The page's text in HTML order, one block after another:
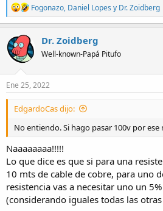
R
e
a
t
i
n
s
Fogonazo, Daniel Lopes y Dr. Zoidberg
Dr. Zoidberg
Well-known-Papá Pitufo
Ene 25, 2022
EdgardoCas dijo:
No entiendo. Si hago pasar 100v por
Naaaaaaaa!!!!!
Lo que dice es que si para una
10 mts de cable de cobre, para uno
resistencia vas a necesitar uno un
(considerando iguales todas las